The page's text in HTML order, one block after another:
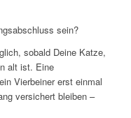
sein?
sobald Deine Katze,
alt ist. Eine
Vierbeiner erst einmal
versichert bleiben –